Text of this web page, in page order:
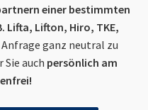
einer bestimmten
Lifta, Lifton, Hiro, TKE,
ganz neutral zu
auch persönlich am